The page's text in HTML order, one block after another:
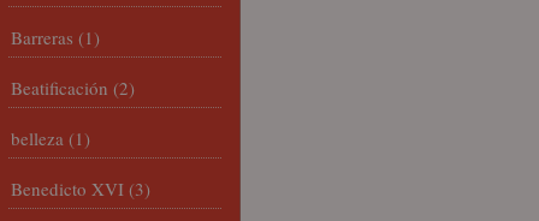
Barreras (1)
Beatificación (2)
belleza (1)
Benedicto XVI (3)